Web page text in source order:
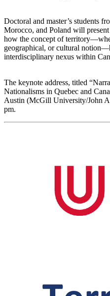
Doctoral and master’s students
Morocco, and Poland will
how the concept of
geographical, or cultural
interdisciplinary nexus within
The keynote address, titled
Nationalisms in Quebec and
Austin (McGill University/John
pm.